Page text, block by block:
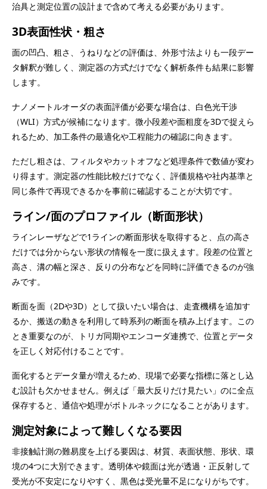
治具と測定位置の設計まで含めて考える必要があります。
3D表面性状・粗さ
面の凹凸、粗さ、うねりなどの評価は、外形寸法よりも一段デー
タ解釈が難しく、測定器の方式だけでなく解析条件も結果に影響
します。
ナノメートルオーダの表面評価が必要な場合は、白色光干渉
（WLI）方式が候補になります。微小段差や面粗度を3Dで捉えら
れるため、加工条件の最適化や工程能力の確認に向きます。
ただし粗さは、フィルタやカットオフなど処理条件で数値が変わ
り得ます。測定器の性能比較だけでなく、評価規格や社内基準と
同じ条件で再現できるかを事前に確認することが大切です。
ライン/面のプロファイル（断面形状）
ラインレーザなどで1ラインの断面形状を取得すると、点の高さ
だけでは分からない形状の情報を一度に扱えます。段差の位置と
高さ、溝の幅と深さ、反りの分布などを同時に評価できるのが強
みです。
断面を面（2Dや3D）として扱いたい場合は、走査機構を追加す
るか、搬送の動きを利用して時系列の断面を積み上げます。この
とき重要なのが、トリガ同期やエンコーダ連携で、位置とデータ
を正しく対応付けることです。
面化するとデータ量が増えるため、現場で必要な指標に落とし込
む設計も欠かせません。例えば「最大反りだけ見たい」のに全点
保存すると、通信や処理がボトルネックになることがあります。
測定対象によって難しくなる要因
非接触計測の難易度を上げる要因は、材質、表面状態、形状、環
境の4つに大別できます。透明体や鏡面は光が透過・正反射して
受光が不安定になりやすく、黒色は受光量不足になりがちです。